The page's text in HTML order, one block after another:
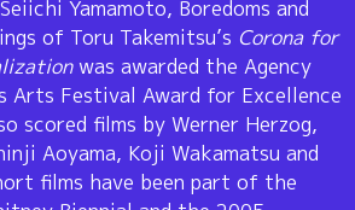
Yamamoto, Boredoms and
of Toru Takemitsu’s Corona for
was awarded the Agency
Festival Award for Excellence
scored films by Werner Herzog,
Aoyama, Koji Wakamatsu and
films have been part of the